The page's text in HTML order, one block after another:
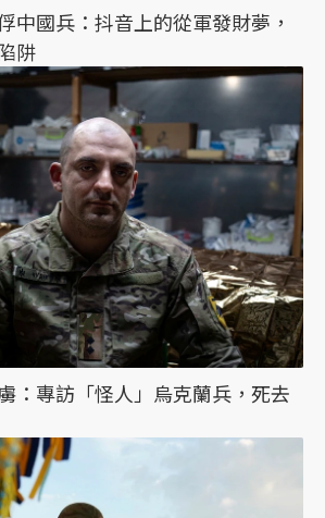
中國兵：抖音上的從軍發財夢，
阱
：專訪「怪人」烏克蘭兵，死去